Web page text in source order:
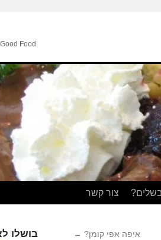
.Good People, Good Food
צור קשר
איפה אפי קומן? ← בושלו